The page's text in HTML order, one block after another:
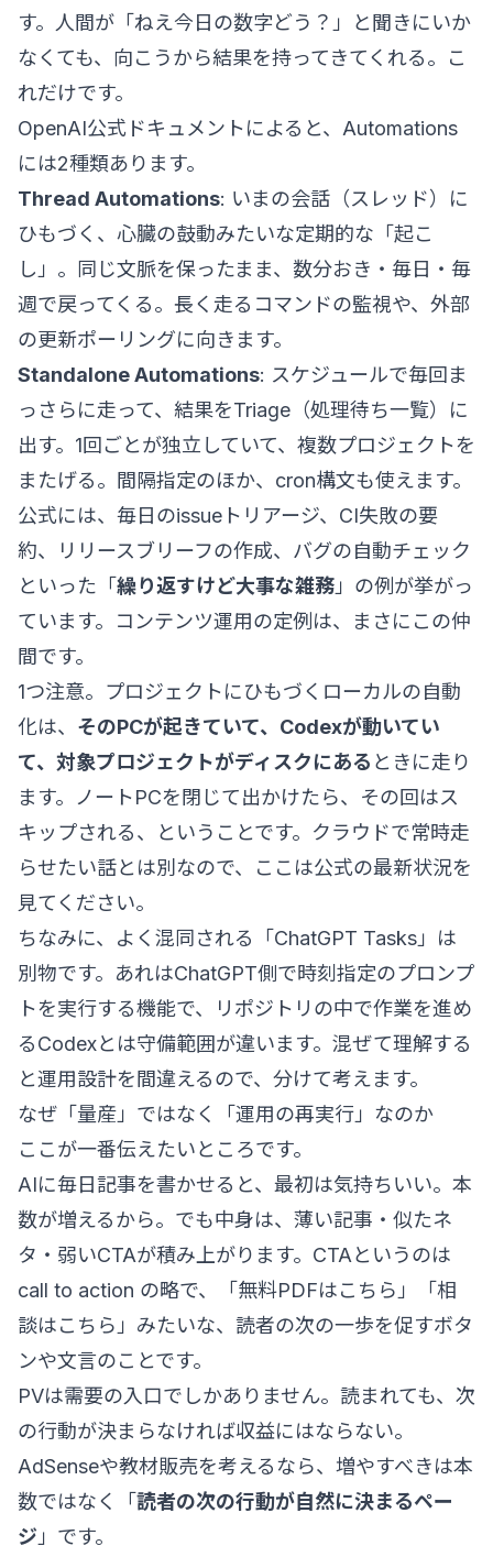
す。人間が「ねえ今日の数字どう？」と聞きにいか
なくても、向こうから結果を持ってきてくれる。こ
れだけです。
OpenAI公式ドキュメント によると、Automations
には2種類あります。
Thread Automations: いまの会話（スレッド）に
ひもづく、心臓の鼓動みたいな定期的な「起こ
し」。同じ文脈を保ったまま、数分おき・毎日・毎
週で戻ってくる。長く走るコマンドの監視や、外部
の更新ポーリングに向きます。
Standalone Automations: スケジュールで毎回ま
っさらに走って、結果をTriage（処理待ち一覧）に
出す。1回ごとが独立していて、複数プロジェクトを
またげる。間隔指定のほか、cron構文も使えます。
公式には、毎日のissueトリアージ、CI失敗の要
約、リリースブリーフの作成、バグの自動チェック
といった「 繰り返すけど大事な雑務 」の例が挙がっ
ています。コンテンツ運用の定例は、まさにこの仲
間です。
1つ注意。プロジェクトにひもづくローカルの自動
化は、 そのPCが起きていて、Codexが動いてい
て、対象プロジェクトがディスクにある ときに走り
ます。ノートPCを閉じて出かけたら、その回はス
キップされる、ということです。クラウドで常時走
らせたい話とは別なので、ここは公式の最新状況を
見てください。
ちなみに、よく混同される「ChatGPT Tasks」は
別物です。あれはChatGPT側で時刻指定のプロンプ
トを実行する機能で、リポジトリの中で作業を進め
るCodexとは守備範囲が違います。混ぜて理解する
と運用設計を間違えるので、分けて考えます。
なぜ「量産」ではなく「運用の再実行」なのか
ここが一番伝えたいところです。
AIに毎日記事を書かせると、最初は気持ちいい。本
数が増えるから。でも中身は、薄い記事・似たネ
タ・弱いCTAが積み上がります。CTAというのは
call to action の略で、「無料PDFはこちら」「相
談はこちら」みたいな、読者の次の一歩を促すボタ
ンや文言のことです。
PVは需要の入口でしかありません。読まれても、次
の行動が決まらなければ収益にはならない。
AdSenseや教材販売を考えるなら、増やすべきは本
数ではなく「 読者の次の行動が自然に決まるペー
ジ 」です。